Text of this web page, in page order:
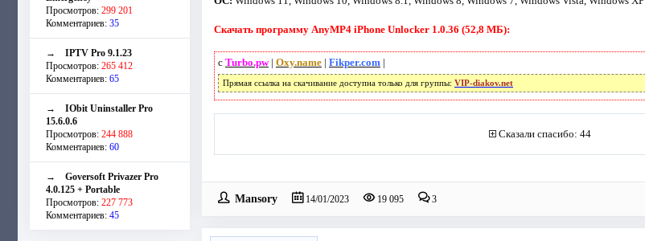
Просмотров: 299 201
Комментариев: 35
→ IPTV Pro 9.1.23
Просмотров: 265 412
Комментариев: 65
→ IObit Uninstaller Pro
15.6.0.6
Просмотров: 244 888
Комментариев: 60
→ Goversoft Privazer Pro
4.0.125 + Portable
Просмотров: 227 773
Комментариев: 45
Скачать программу AnyMP4 iPhone Unlocker 1.0.36 (52,8 МБ):
с Turbo.pw| Oxy.name| Fikper.com |
Прямая ссылка на скачивание доступна только для группы: VIP-diakov.net
Сказали спасибо: 44
Mansory 14/01/2023 19 095 3